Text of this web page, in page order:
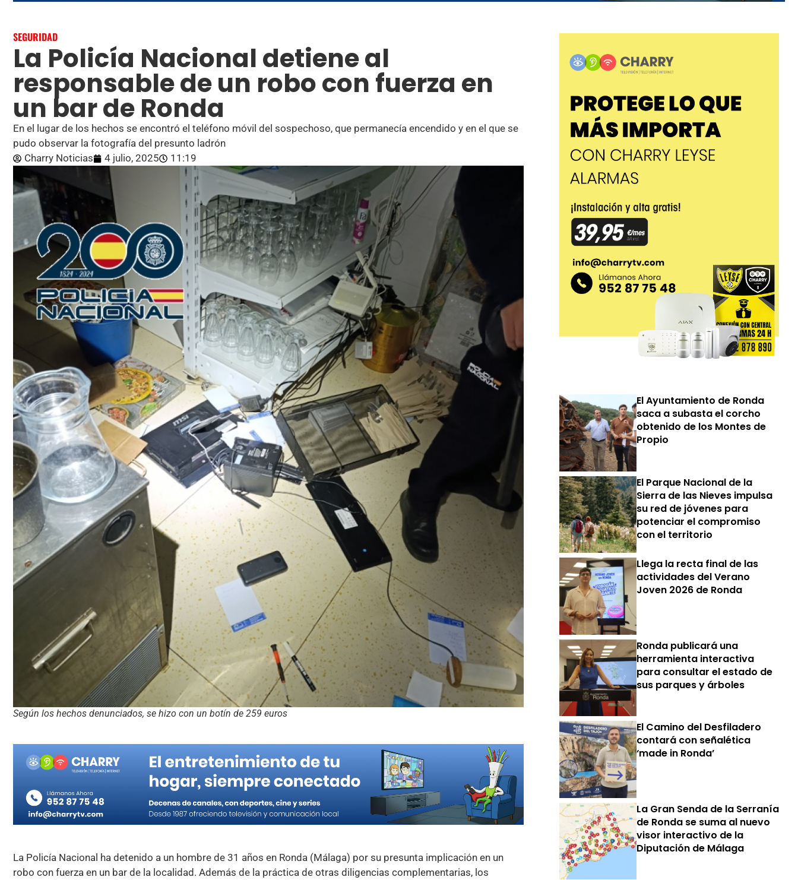
SEGURIDAD
La Policía Nacional detiene al
responsable de un robo con fuerza en
un bar de Ronda
En el lugar de los hechos se encontró el teléfono móvil del sospechoso, que permanecía encendido y en el que se
pudo observar la fotografía del presunto ladrón
Charry Noticias
4 julio, 2025 11:19
Según los hechos denunciados, se hizo con un botín de 259 euros
La Policía Nacional ha detenido a un hombre de 31 años en Ronda (Málaga) por su presunta implicación en un
robo con fuerza en un bar de la localidad. Además de la práctica de otras diligencias complementarias, los
El Ayuntamiento de Ronda
saca a subasta el corcho
obtenido de los Montes de
Propio
El Parque Nacional de la
Sierra de las Nieves impulsa
su red de jóvenes para
potenciar el compromiso
con el territorio
Llega la recta final de las
actividades del Verano
Joven 2026 de Ronda
Ronda publicará una
herramienta interactiva
para consultar el estado de
sus parques y árboles
El Camino del Desfiladero
contará con señalética
‘made in Ronda’
La Gran Senda de la Serranía
de Ronda se suma al nuevo
visor interactivo de la
Diputación de Málaga